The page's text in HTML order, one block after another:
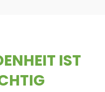
IST